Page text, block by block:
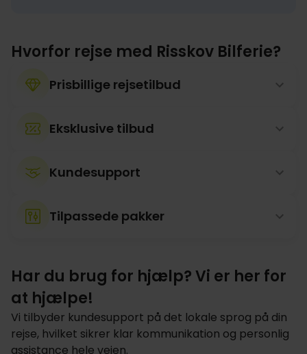
Hvorfor rejse med Risskov Bilferie?
Prisbillige rejsetilbud
Eksklusive tilbud
Kundesupport
Tilpassede pakker
Har du brug for hjælp? Vi er her for
at hjælpe!
Vi tilbyder kundesupport på det lokale sprog på din
rejse, hvilket sikrer klar kommunikation og personlig
assistance hele vejen.